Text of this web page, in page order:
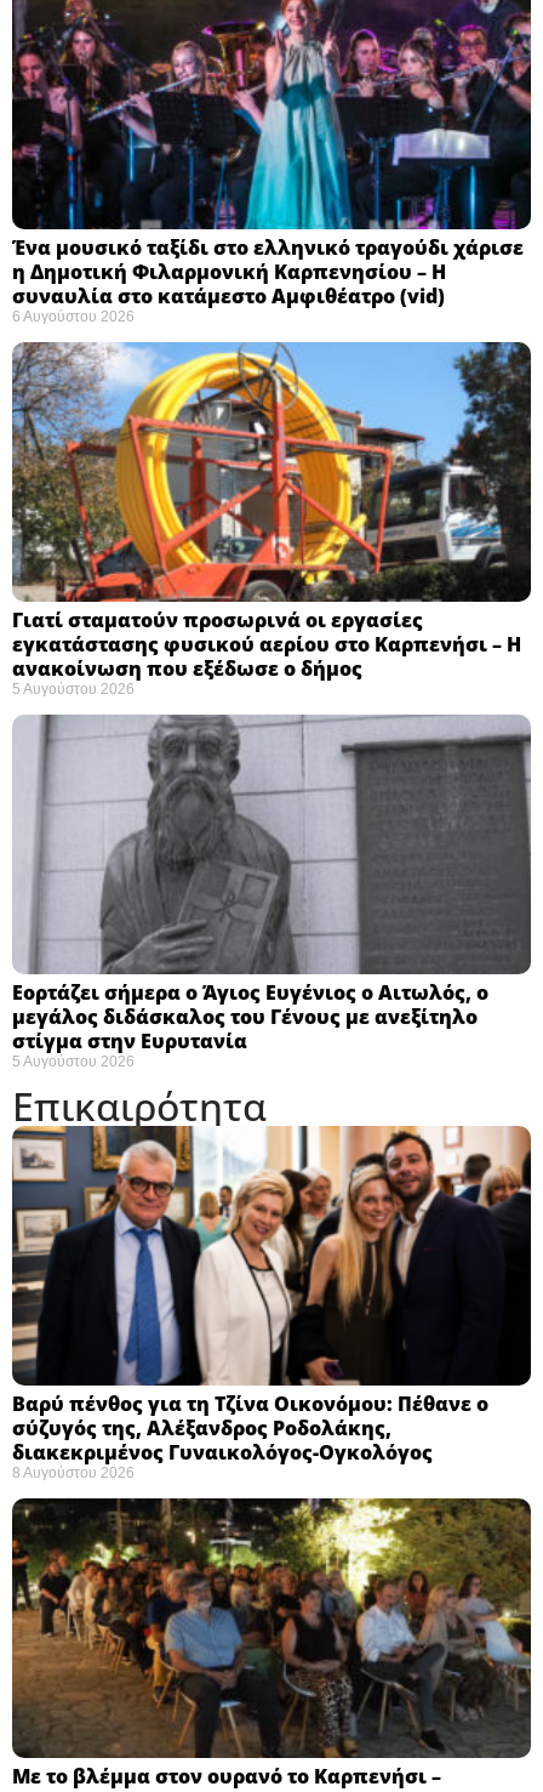
Ένα μουσικό ταξίδι στο ελληνικό τραγούδι χάρισε
η Δημοτική Φιλαρμονική Καρπενησίου – Η
συναυλία στο κατάμεστο Αμφιθέατρο (vid)
6 Αυγούστου 2026
Γιατί σταματούν προσωρινά οι εργασίες
εγκατάστασης φυσικού αερίου στο Καρπενήσι – Η
ανακοίνωση που εξέδωσε ο δήμος
5 Αυγούστου 2026
Εορτάζει σήμερα ο Άγιος Ευγένιος ο Αιτωλός, ο
μεγάλος διδάσκαλος του Γένους με ανεξίτηλο
στίγμα στην Ευρυτανία
5 Αυγούστου 2026
Επικαιρότητα
Βαρύ πένθος για τη Τζίνα Οικονόμου: Πέθανε ο
σύζυγός της, Αλέξανδρος Ροδολάκης,
διακεκριμένος Γυναικολόγος-Ογκολόγος
8 Αυγούστου 2026
Με το βλέμμα στον ουρανό το Καρπενήσι –